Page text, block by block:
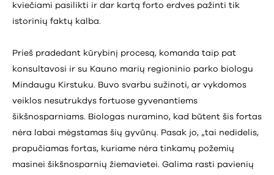
kviečiami pasilikti ir dar kartą forto erdves pažinti tik
istorinių faktų kalba.
Prieš pradedant kūrybinį procesą, komanda taip pat
konsultavosi ir su Kauno marių regioninio parko biologu
Mindaugu Kirstuku. Buvo svarbu sužinoti, ar vykdomos
veiklos nesutrukdys fortuose gyvenantiems
šikšnosparniams. Biologas nuramino, kad būtent šis fortas
nėra labai mėgstamas šių gyvūnų. Pasak jo, „tai nedidelis,
prapučiamas fortas, kuriame nėra tinkamų požemių
masinei šikšnosparnių žiemavietei. Galima rasti pavienių